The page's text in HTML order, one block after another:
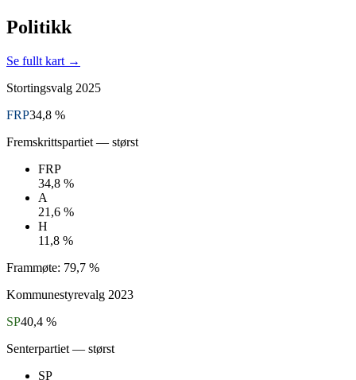
Politikk
Se fullt kart →
Stortingsvalg 2025
FRP34,8 %
Fremskrittspartiet — størst
FRP
34,8 %
A
21,6 %
H
11,8 %
Frammøte: 79,7 %
Kommunestyrevalg 2023
SP40,4 %
Senterpartiet — størst
SP